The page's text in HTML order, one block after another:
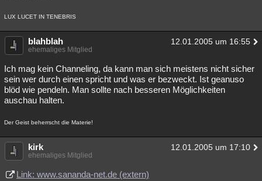
LUX LUCET IN TENEBRIS
blahblah 12.01.2005 um 16:55
ehemaliges Mitglied
Ich mag kein Channeling, da kann man sich meistens nicht sicher
sein wer durch einen spricht und was er bezweckt. Ist geanuso
blöd wie pendeln. Man sollte nach besseren Möglichkeiten
auschau halten.
Der Geist beherrscht die Materie!
kirk 12.01.2005 um 17:10
ehemaliges Mitglied
Link: www.sananda-net.de (extern)